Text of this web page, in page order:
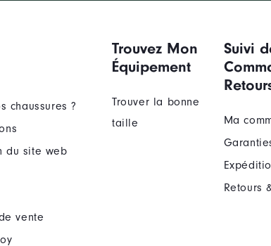
chaussures ?
du site web
vente
Trouvez Mon
Équipement
Trouver la bonne
taille
Suivi
Ma
Retours